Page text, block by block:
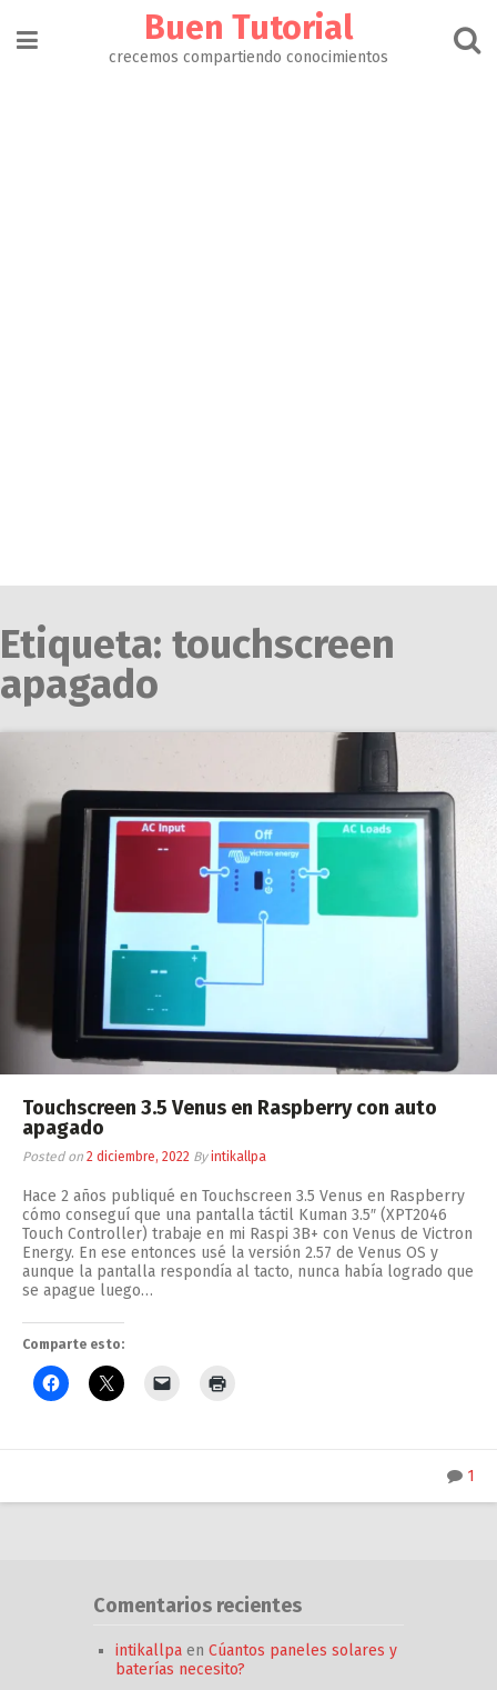
Buen Tutorial
crecemos compartiendo conocimientos
Etiqueta: touchscreen
apagado
Touchscreen 3.5 Venus en Raspberry con auto
apagado
Posted on 2 diciembre, 2022 Byintikallpa
Hace 2 años publiqué en Touchscreen 3.5 Venus en Raspberry
cómo conseguí que una pantalla táctil Kuman 3.5″ (XPT2046
Touch Controller) trabaje en mi Raspi 3B+ con Venus de Victron
Energy. En ese entonces usé la versión 2.57 de Venus OS y
aunque la pantalla respondía al tacto, nunca había logrado que
se apague luego…
Comparte esto:
1
Comentarios recientes
intikallpa en Cúantos paneles solares y
baterías necesito?